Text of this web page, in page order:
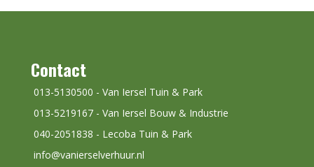
Contact
013-5130500 - Van Iersel Tuin & Park
013-5219167 - Van Iersel Bouw & Industrie
040-2051838 - Lecoba Tuin & Park
info@vanierselverhuur.nl